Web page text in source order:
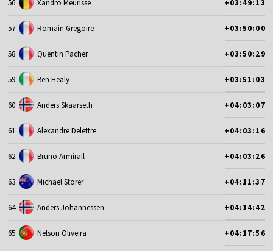
56 Xandro Meurisse +03:49:13
57 Romain Gregoire +03:50:00
58 Quentin Pacher +03:50:29
59 Ben Healy +03:51:03
60 Anders Skaarseth +04:03:07
61 Alexandre Delettre +04:03:16
62 Bruno Armirail +04:03:26
63 Michael Storer +04:11:37
64 Anders Johannessen +04:14:42
65 Nelson Oliveira +04:17:56